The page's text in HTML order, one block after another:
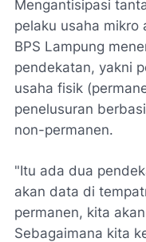
​Mengantisipasi
pelaku usaha mikro
BPS Lampung
pendekatan, yakni
usaha fisik
penelusuran
non-permanen.
​"Itu ada dua
akan data di
permanen, kita
Sebagaimana kita